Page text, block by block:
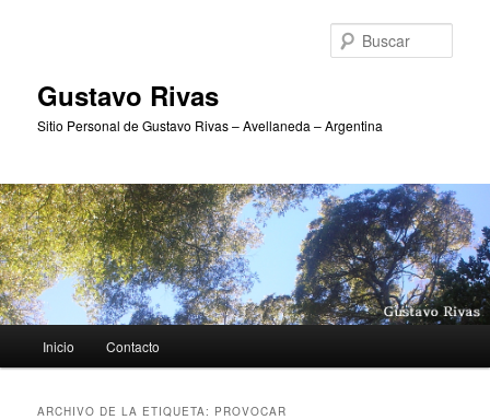
Gustavo Rivas
Sitio Personal de Gustavo Rivas – Avellaneda – Argentina
principal
Inicio Contacto
ARCHIVO DE LA ETIQUETA: PROVOCAR